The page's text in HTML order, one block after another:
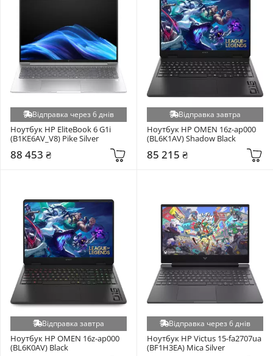
Відправка через 6 днів
Ноутбук HP EliteBook 6 G1i
(B1KE6AV_V8) Pike Silver
88 453 ₴
Відправка завтра
Ноутбук HP OMEN 16z-ap000
(BL6K1AV) Shadow Black
85 215 ₴
Відправка завтра
Ноутбук HP OMEN 16z-ap000
(BL6K0AV) Black
Відправка через 6 днів
Ноутбук HP Victus 15-fa2707ua
(BF1H3EA) Mica Silver